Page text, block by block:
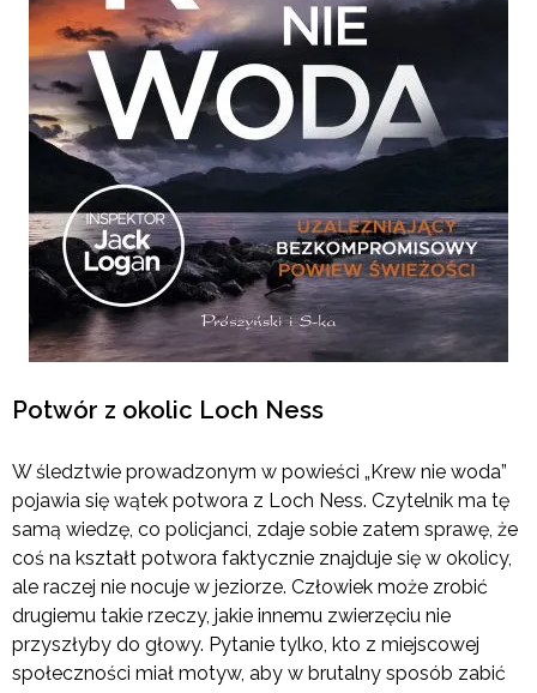
Potwór z okolic Loch Ness
W śledztwie prowadzonym w powieści „Krew nie woda”
pojawia się wątek potwora z Loch Ness. Czytelnik ma tę
samą wiedzę, co policjanci, zdaje sobie zatem sprawę, że
coś na kształt potwora faktycznie znajduje się w okolicy,
ale raczej nie nocuje w jeziorze. Człowiek może zrobić
drugiemu takie rzeczy, jakie innemu zwierzęciu nie
przyszłyby do głowy. Pytanie tylko, kto z miejscowej
społeczności miał motyw, aby w brutalny sposób zabić